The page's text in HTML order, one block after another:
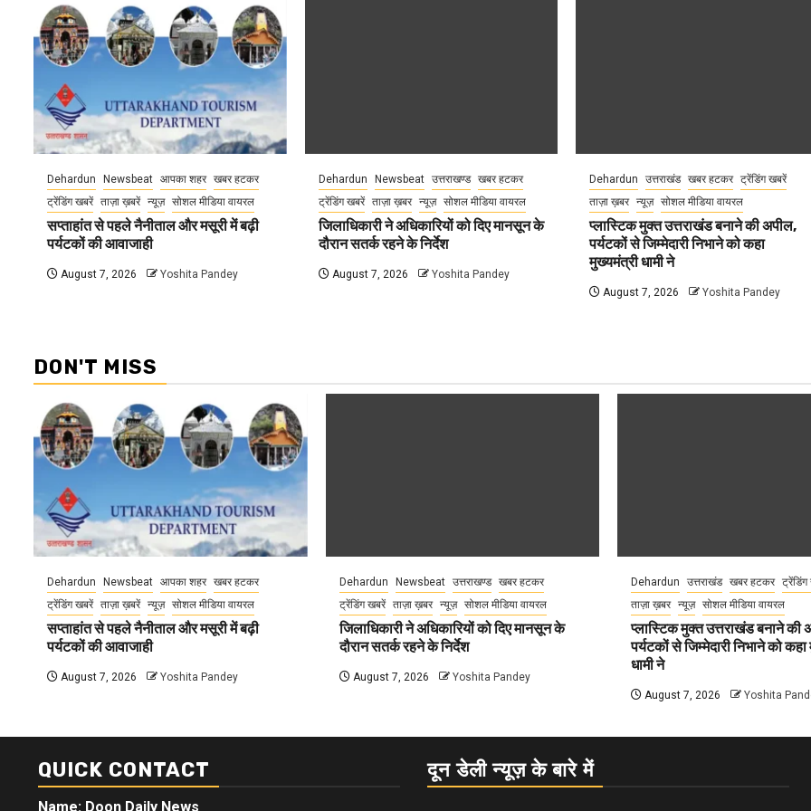
Dehardun Newsbeat आपका शहर खबर हटकर
ट्रेंडिंग खबरें ताज़ा ख़बरें न्यूज़ सोशल मीडिया वायरल
सप्ताहांत से पहले नैनीताल और मसूरी में बढ़ी
पर्यटकों की आवाजाही
August 7, 2026 Yoshita Pandey
Dehardun Newsbeat उत्तराखण्ड खबर हटकर
ट्रेंडिंग खबरें ताज़ा ख़बर न्यूज़ सोशल मीडिया वायरल
जिलाधिकारी ने अधिकारियों को दिए मानसून के
दौरान सतर्क रहने के निर्देश
August 7, 2026 Yoshita Pandey
Dehardun उत्तराखंड खबर हटकर ट्रेंडिंग खबरें
ताज़ा ख़बर न्यूज़ सोशल मीडिया वायरल
प्लास्टिक मुक्त उत्तराखंड बनाने की अपील,
पर्यटकों से जिम्मेदारी निभाने को कहा
मुख्यमंत्री धामी ने
August 7, 2026 Yoshita Pandey
DON'T MISS
Dehardun Newsbeat आपका शहर खबर हटकर
ट्रेंडिंग खबरें ताज़ा ख़बरें न्यूज़ सोशल मीडिया वायरल
सप्ताहांत से पहले नैनीताल और मसूरी में बढ़ी
पर्यटकों की आवाजाही
August 7, 2026 Yoshita Pandey
Dehardun Newsbeat उत्तराखण्ड
खबर हटकर
ट्रेंडिंग खबरें
ताज़ा ख़बर न्यूज़ सोशल मीडिया वायरल
जिलाधिकारी ने अधिकारियों को दिए मानसून के
दौरान सतर्क रहने के निर्देश
August 7, 2026 Yoshita Pandey
Dehardun उत्तराखंड खबर हटकर
ताज़ा ख़बर न्यूज़ सोशल मीडिया वायरल
प्लास्टिक मुक्त उत्तराखंड बनाने की
पर्यटकों से जिम्मेदारी निभाने को
धामी ने
August 7, 2026 Yoshita
QUICK CONTACT
Name: Doon Daily News
दून डेली न्यूज़ के बारे में